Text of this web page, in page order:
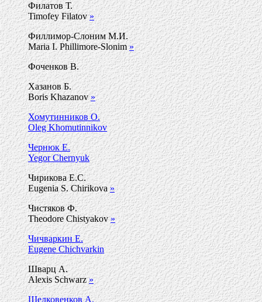
Филатов Т.
Timofey Filatov»
Филлимор-Слоним М.И.
Maria I. Phillimore-Slonim»
Фоченков В.
Хазанов Б.
Boris Khazanov»
Хомутинников О.
Oleg Khomutinnikov
Чернюк Е.
Yegor Chernyuk
Чирикова Е.С.
Eugenia S. Chirikova»
Чистяков Ф.
Theodore Chistyakov»
Чичваркин Е.
Eugene Chichvarkin
Шварц А.
Alexis Schwarz»
Шелковенков А.